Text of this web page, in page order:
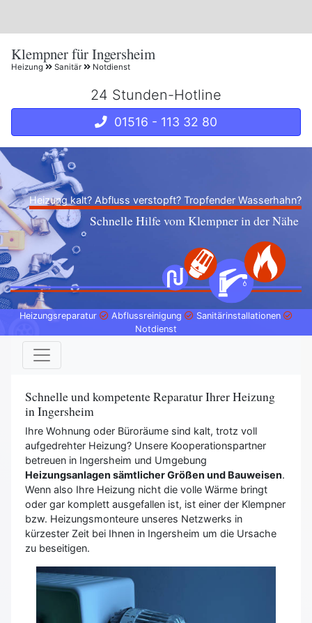
Klempner für Ingersheim
Heizung Sanitär Notdienst
24 Stunden-Hotline
01516 - 113 32 80
Heizung kalt? Abfluss verstopft? Tropfender Wasserhahn?
Schnelle Hilfe vom Klempner in der Nähe
Heizungsreparatur Abflussreinigung
Sanitärinstallationen
Notdienst
Schnelle und kompetente Reparatur Ihrer Heizung
in Ingersheim
Ihre Wohnung oder Büroräume sind kalt, trotz voll
aufgedrehter Heizung? Unsere Kooperationspartner
betreuen in Ingersheim und Umgebung
Heizungsanlagen sämtlicher Größen und Bauweisen.
Wenn also Ihre Heizung nicht die volle Wärme bringt
oder gar komplett ausgefallen ist, ist einer der Klempner
bzw. Heizungsmonteure unseres Netzwerks in
kürzester Zeit bei Ihnen in Ingersheim um die Ursache
zu beseitigen.